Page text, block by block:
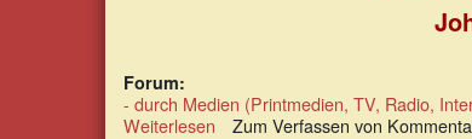
Forum:
- durch Medien (Printmedien, TV, Radio,
Weiterlesen über
Zum Verfassen von